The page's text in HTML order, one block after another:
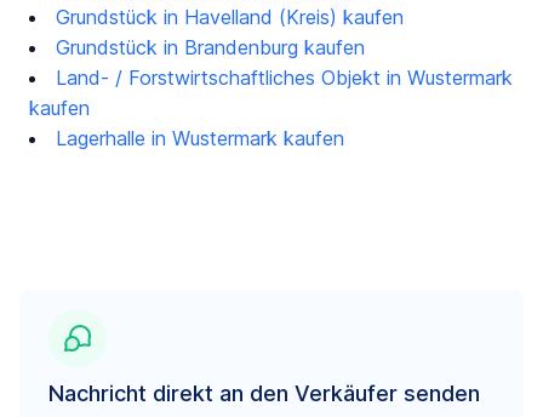
Grundstück in Havelland (Kreis) kaufen
Grundstück in Brandenburg kaufen
Land- / Forstwirtschaftliches Objekt in Wustermark
kaufen
Lagerhalle in Wustermark kaufen
Nachricht direkt an den Verkäufer senden